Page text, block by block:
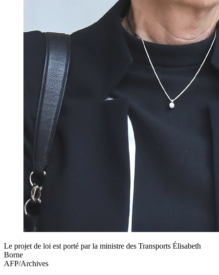
Le projet de loi est porté par la ministre des Transports Élisabeth
Borne
AFP/Archives